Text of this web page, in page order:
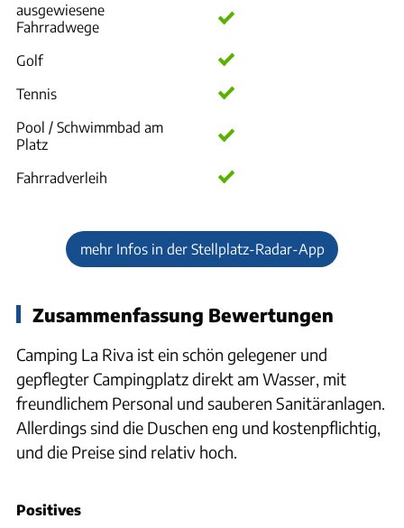
ausgewiesene
Fahrradwege
Golf
Tennis
Pool / Schwimmbad am
Platz
Fahrradverleih
mehr Infos in der Stellplatz-Radar-App
Zusammenfassung Bewertungen
Camping La Riva ist ein schön gelegener und
gepflegter Campingplatz direkt am Wasser, mit
freundlichem Personal und sauberen Sanitäranlagen.
Allerdings sind die Duschen eng und kostenpflichtig,
und die Preise sind relativ hoch.
Positives